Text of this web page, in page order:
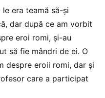
era teamă să-și
dar după ce am vorbit
eroi romi, și-au
să fie mândri de ei. O
despre eroii romi, dar și
care a participat